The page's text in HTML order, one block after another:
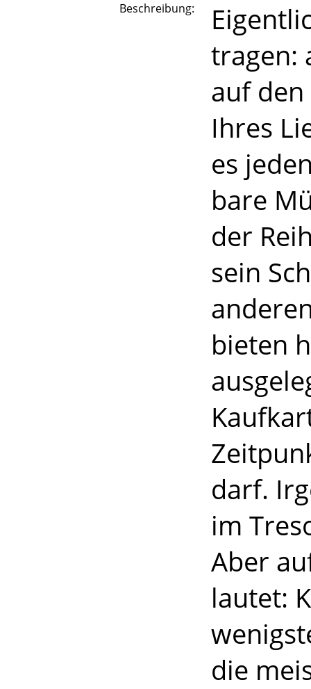
Beschreibung:
tragen:
auf
Ihres
es
bare
der
sein
bieten
darf.
im
Aber
lautet:
die